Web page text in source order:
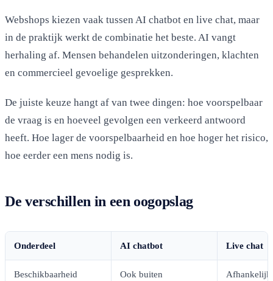
Webshops kiezen vaak tussen AI chatbot en live chat, maar
in de praktijk werkt de combinatie het beste. AI vangt
herhaling af. Mensen behandelen uitzonderingen, klachten
en commercieel gevoelige gesprekken.
De juiste keuze hangt af van twee dingen: hoe voorspelbaar
de vraag is en hoeveel gevolgen een verkeerd antwoord
heeft. Hoe lager de voorspelbaarheid en hoe hoger het risico,
hoe eerder een mens nodig is.
De verschillen in een oogopslag
Onderdeel AI chatbot Live chat
Beschikbaarheid
Ook buiten
Afhankelijk